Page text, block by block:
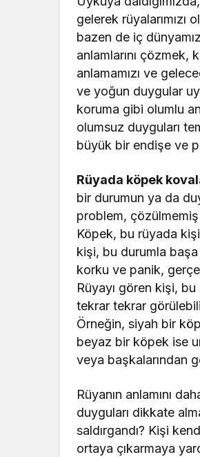
gelerek rüyalarımızı
bazen de iç
anlamlarını çözmek,
anlamamızı ve
ve yoğun duygular
koruma gibi olumlu
olumsuz duyguları
büyük bir endişe ve
Rüyada köpek
bir durumun ya da
problem,
Köpek, bu rüyada
kişi, bu durumla
korku ve panik,
Rüyayı gören kişi,
tekrar tekrar
Örneğin, siyah bir
beyaz bir köpek ise
veya başkalarından
Rüyanın anlamını
duyguları dikkate
saldırgandı? Kişi
ortaya çıkarmaya